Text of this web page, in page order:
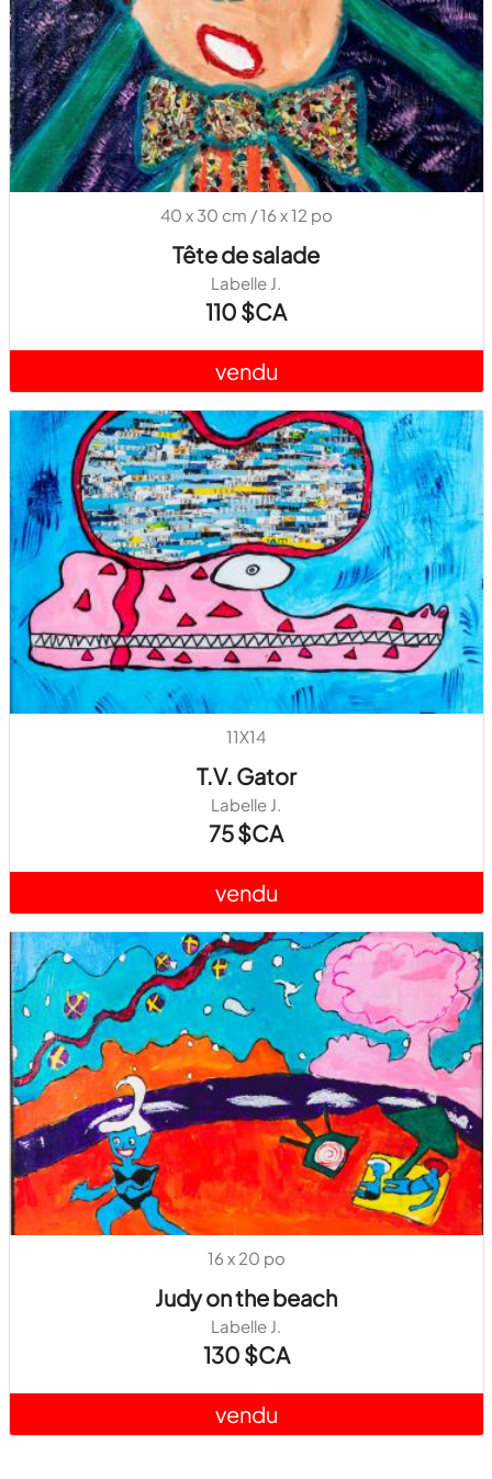
40 x 30 cm / 16 x 12 po
Tête de salade
Labelle J.
110 $CA
vendu
11X14
T.V. Gator
Labelle J.
75 $CA
vendu
16 x 20 po
Judy on the beach
Labelle J.
130 $CA
vendu